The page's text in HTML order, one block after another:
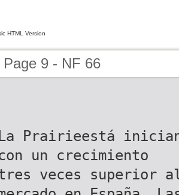
HTML Version
Page 9 - NF 66
La Prairieestá
un crecimiento
veces superior